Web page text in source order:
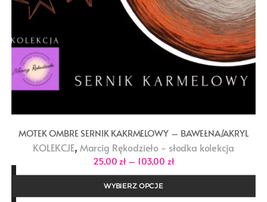
MOTEK OMBRE SERNIK KAKRMELOWY – BAWEŁNA/AKRYL
KOLEKCJE, Marcig Rękodzieło - słodka kolekcja
25,00 zł – 103,00 złZakres
cen:
od
do
WYBIERZ OPCJE